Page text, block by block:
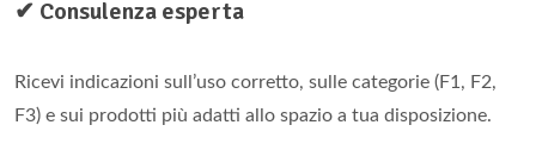
✔ Consulenza esperta
Ricevi indicazioni sull’uso corretto, sulle categorie (F1, F2,
F3) e sui prodotti più adatti allo spazio a tua disposizione.